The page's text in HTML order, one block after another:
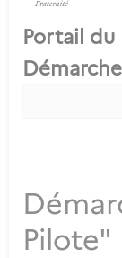
Pilote"